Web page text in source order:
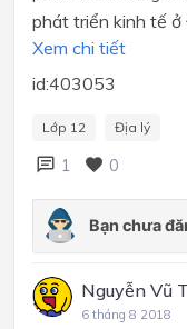
phát triển kinh tế
Xem chi tiết
id:403053
Lớp 12 Địa lý
1 0
Nguyễn Vũ
6 tháng 8 2018